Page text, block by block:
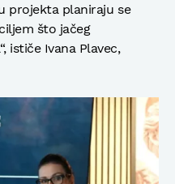
projekta planiraju se
što jačeg
ističe Ivana Plavec,